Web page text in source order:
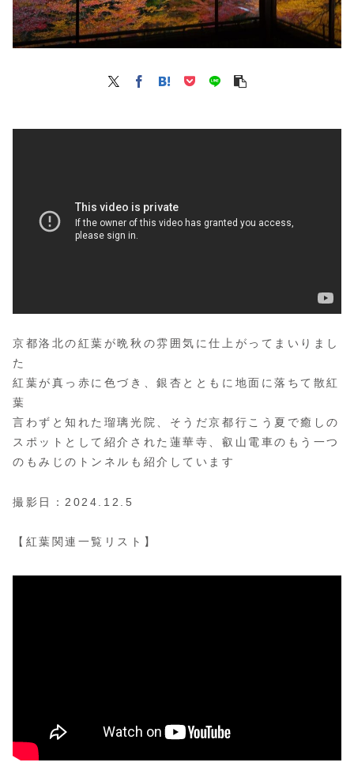
京都洛北の紅葉が晩秋の雰囲気に仕上がってまいりまし
た
紅葉が真っ赤に色づき、銀杏とともに地面に落ちて散紅
葉
言わずと知れた瑠璃光院、そうだ京都行こう夏で癒しの
スポットとして紹介された蓮華寺、叡山電車のもう一つ
のもみじのトンネルも紹介しています
撮影日：2024.12.5
【紅葉関連一覧リスト】